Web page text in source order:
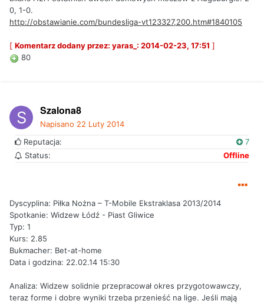
0, 1-0.
http://obstawianie.com/bundesliga-vt123327,200.htm#1840105
[ Komentarz dodany przez: yaras_: 2014-02-23, 17:51 ]
80
Szalona8
Napisano 22 Luty 2014
Reputacja:
7
Status:
Offline
Dyscyplina: Piłka Nożna – T-Mobile Ekstraklasa 2013/2014
Spotkanie: Widzew Łódź - Piast Gliwice
Typ: 1
Kurs: 2.85
Bukmacher: Bet-at-home
Data i godzina: 22.02.14 15:30
Analiza: Widzew solidnie przepracował okres przygotowawczy,
teraz forme i dobre wyniki trzeba przenieść na lige. Jeśli mają